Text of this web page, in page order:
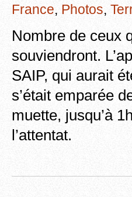
France, Photos,
Nombre de ceux
souviendront.
SAIP, qui aurait
s’était emparée
muette, jusqu’à
l’attentat.